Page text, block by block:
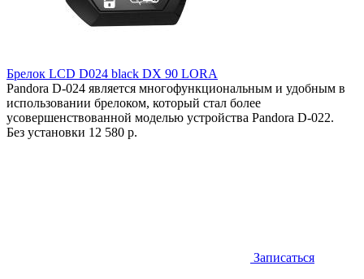
Брелок LCD D024 black DX 90 LORA
Pandora D-024 является многофункциональным и удобным в
использовании брелоком, который стал более
усовершенствованной моделью устройства Pandora D-022.
Без установки 12 580 р.
Записаться